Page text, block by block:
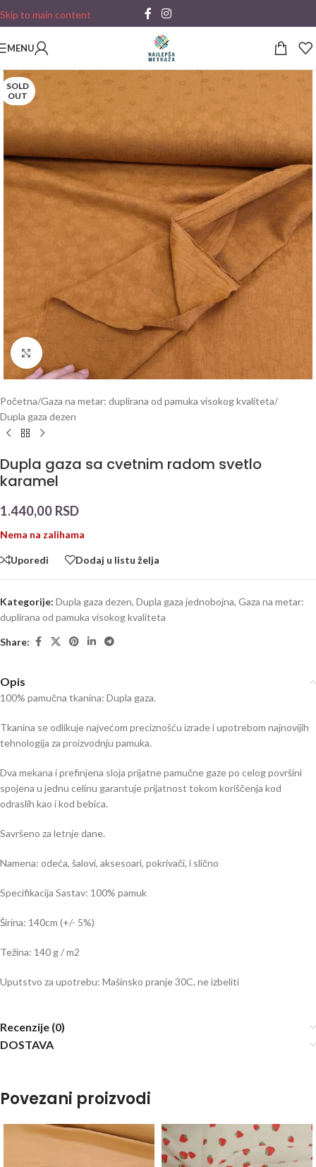
Skip to main content
MENU
SOLD
OUT
Click to enlarge
Početna/Gaza na metar: duplirana od pamuka visokog kvaliteta/
Dupla gaza dezen
Dupla gaza sa cvetnim radom svetlo
karamel
1.440,00 RSD
Nema na zalihama
Uporedi Dodaj u listu želja
Kategorije: Dupla gaza dezen, Dupla gaza jednobojna, Gaza na metar:
duplirana od pamuka visokog kvaliteta
Share:
Opis
100% pamučna tkanina: Dupla gaza.
Tkanina se odlikuje najvećom preciznošću izrade i upotrebom najnovijih
tehnologija za proizvodnju pamuka.
Dva mekana i prefinjena sloja prijatne pamučne gaze po celog površini
spojena u jednu celinu garantuje prijatnost tokom koriščenja kod
odraslih kao i kod bebica.
Savršeno za letnje dane.
Namena: odeća, šalovi, aksesoari, pokrivači, i slično
Specifikacija Sastav: 100% pamuk
Širina: 140cm (+/- 5%)
Težina: 140 g / m2
Uputstvo za upotrebu: Mašinsko pranje 30C, ne izbeliti
Recenzije (0)
DOSTAVA
Povezani proizvodi